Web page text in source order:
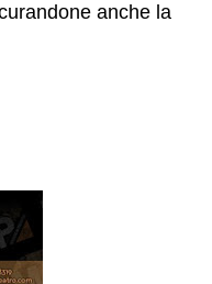
anche la